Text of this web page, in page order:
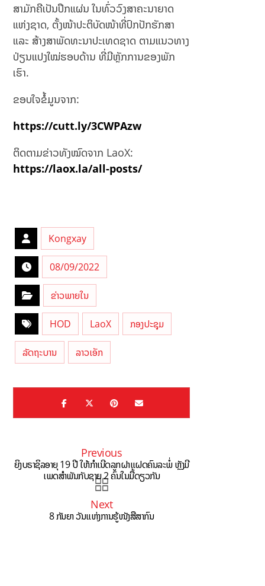
ສາມັກຄີເປັນປຶກແຜ່ນ ໃນທົ່ວວົງສາຄະນາຍາດ
ແຫ່ງຊາດ, ຕັ້ງໜ້າປະຕິບັດໜ້າທີ່ປົກປັກຮັກສາ
ແລະ ສ້າງສາພັດທະນາປະເທດຊາດ ຕາມແນວທາງ
ປ່ຽນແປງໃໝ່ຮອບດ້ານ ທີ່ມີຫຼັກການຂອງພັກ
ເຮົາ.
ຂອບໃຈຂໍ້ມູນຈາກ:
https://cutt.ly/3CWPAzw
ຕິດຕາມຂ່າວທັງໝົດຈາກ LaoX:
https://laox.la/all-posts/
Kongxay
08/09/2022
ຂ່າວພາຍໃນ
HOD LaoX ກອງປະຊຸມ
ລັດຖະບານ ລາວເອັກ
Previous
ຍິງບຣາຊິລອາຍຸ 19 ປີ ໃຫ້ກໍາເນີດລູກຝາແຝດຄົນລະພໍ່ ຫຼັງມີ
ເພດສຳພັນກັບຊາຍ 2 ຄົນໃນມື້ດຽວກັນ
Next
8 ກັນຍາ ວັນແຫ່ງການຮູ້ໜັງສືສາກົນ